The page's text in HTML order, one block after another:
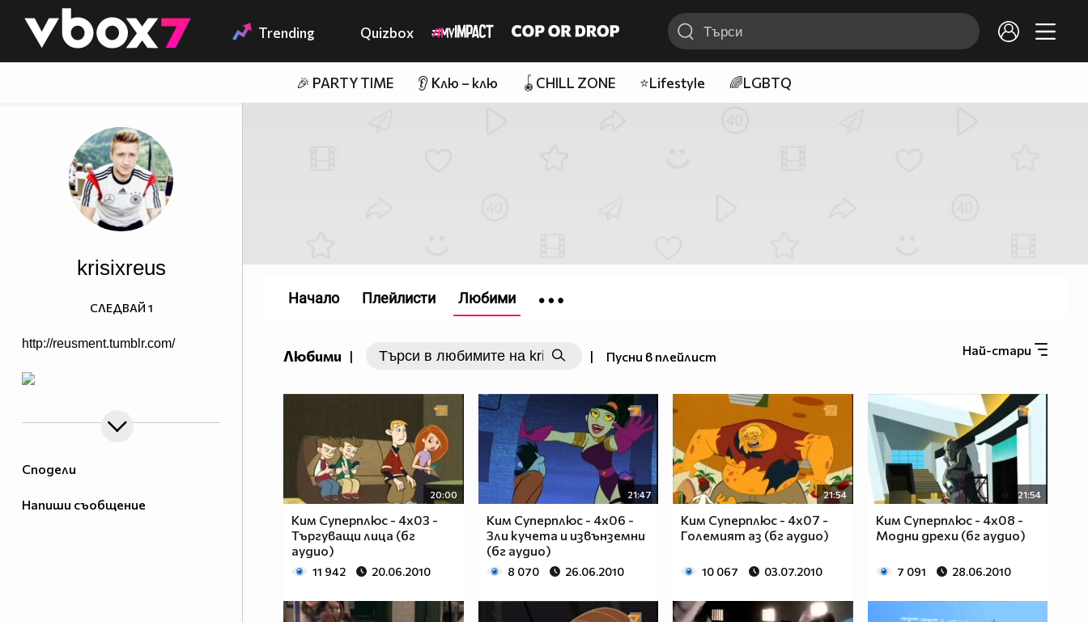
👾 Trending Quizbox
🎉 PARTY TIME 👂 Клю – клю 🪀CHILL ZONE ⭐Lifestyle 🌈LGBTQ
Сподели
Напиши съобщение
krisixreus
http://reusment.tumblr.com/
СЛЕДВАЙ 1
Любими | | Пусни в плейлист Най-стари
20:00
Ким Суперплюс - 4x03 -
Търгуващи лица (бг
аудио)
11 942 20.06.2010
21:47
Ким Суперплюс - 4x06 -
Зли кучета и извънземни
(бг аудио)
8 070 26.06.2010
21:54
Ким Суперплюс - 4x07 -
Големият аз (бг аудио)
10 067 03.07.2010
21:54
Ким Суперплюс - 4x08 -
Модни дрехи (бг аудио)
7 091 28.06.2010
Начало Плейлисти Любими